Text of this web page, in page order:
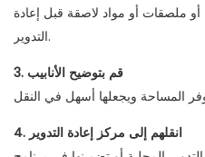
أو ملصقات أو مواد لاصقة قبل إعادة
التدوير.
3. قم بتوضيح الأنابيب
4. انقلهم إلى مركز إعادة التدوير